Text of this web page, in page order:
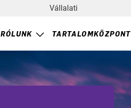
Vállalati
RÓLUNK TARTALOMKÖZPONT